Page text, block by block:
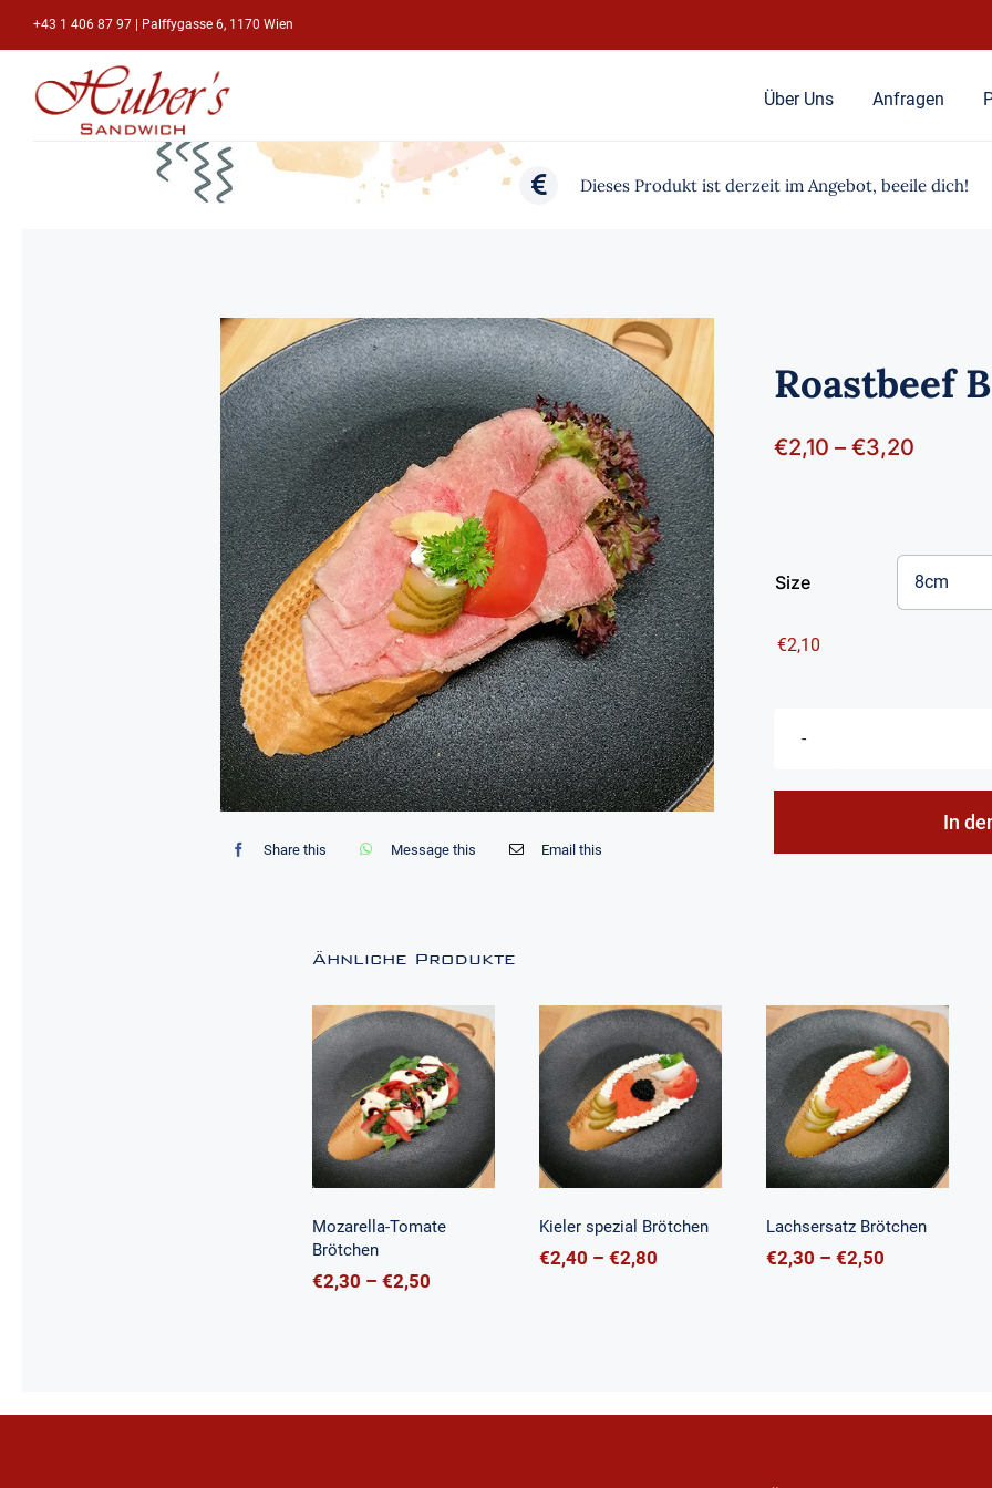
Inhalt
springen
+43 1 406 87 97| Palffygasse 6, 1170 Wien
Über Uns Anfragen
Dieses Produkt ist derzeit im Angebot, beeile dich!
Share this Message this Email this
Roastbeef
€2,10 – €3,20
Size
€2,10
In
Ähnliche Produkte
Mozarella-
Tomate
Brötchen
Mozarella-Tomate
Brötchen
€2,30 –€2,50
Kieler spezial
Brötchen
Kieler spezial Brötchen
€2,40 –€2,80 Preisspanne:
Lachsersatz
Brötchen
Lachsersatz Brötchen
€2,30 – €2,50